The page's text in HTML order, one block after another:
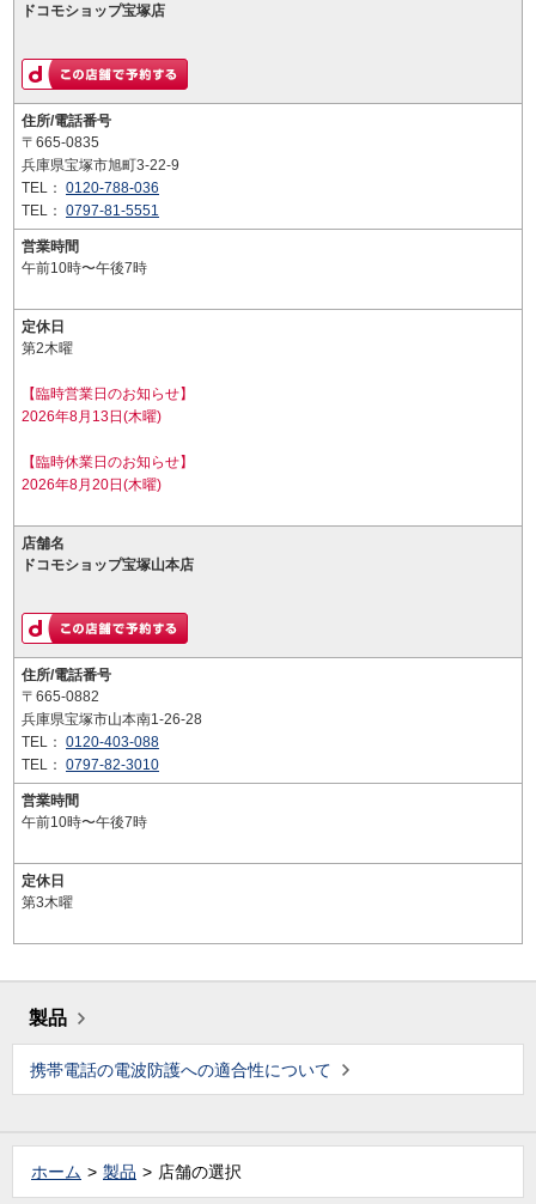
ドコモショップ宝塚店
住所/電話番号
〒665-0835
兵庫県宝塚市旭町3-22-9
TEL： 0120-788-036
TEL： 0797-81-5551
営業時間
午前10時〜午後7時
定休日
第2木曜
【臨時営業日のお知らせ】
2026年8月13日(木曜)
【臨時休業日のお知らせ】
2026年8月20日(木曜)
店舗名
ドコモショップ宝塚山本店
住所/電話番号
〒665-0882
兵庫県宝塚市山本南1-26-28
TEL： 0120-403-088
TEL： 0797-82-3010
営業時間
午前10時〜午後7時
定休日
第3木曜
製品
携帯電話の電波防護への適合性について
ホーム 製品 店舗の選択